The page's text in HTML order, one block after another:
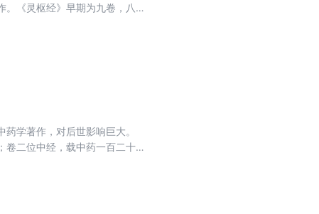
《灵枢经》早期为九卷，八十
学著作，对后世影响巨大。
卷二位中经，载中药一百二十